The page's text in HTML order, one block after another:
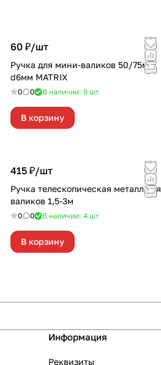
60 ₽/шт
Ручка для мини-валиков 50/75мм
d6мм MATRIX
0 0 В наличии: 9 шт
В корзину
415 ₽/шт
Ручка телескопическая металл для
валиков 1,5-3м
0 0 В наличии: 4 шт
В корзину
Информация
Реквизиты